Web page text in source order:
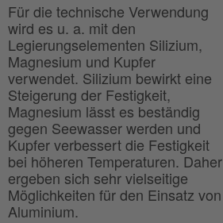
Für die technische Verwendung
wird es u. a. mit den
Legierungselementen Silizium,
Magnesium und Kupfer
verwendet. Silizium bewirkt eine
Steigerung der Festigkeit,
Magnesium lässt es beständig
gegen Seewasser werden und
Kupfer verbessert die Festigkeit
bei höheren Temperaturen. Daher
ergeben sich sehr vielseitige
Möglichkeiten für den Einsatz von
Aluminium.